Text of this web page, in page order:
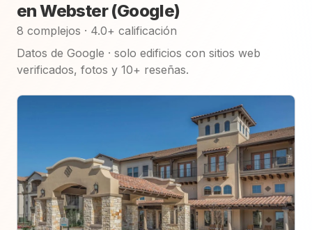
en Webster (Google)
8 complejos · 4.0+ calificación
Datos de Google · solo edificios con sitios web
verificados, fotos y 10+ reseñas.